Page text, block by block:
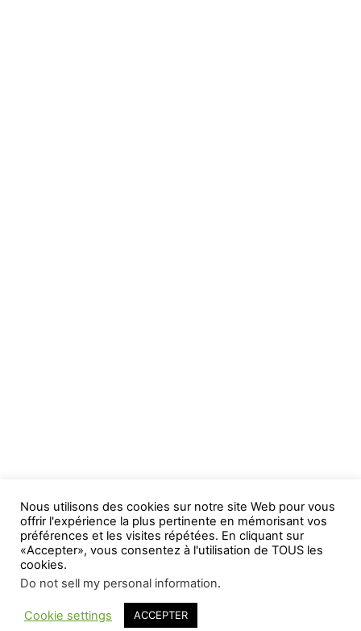
Nous utilisons des cookies sur notre site Web pour vous
offrir l'expérience la plus pertinente en mémorisant vos
préférences et les visites répétées. En cliquant sur
«Accepter», vous consentez à l'utilisation de TOUS les
cookies.
Do not sell my personal information.
Cookie settings ACCEPTER